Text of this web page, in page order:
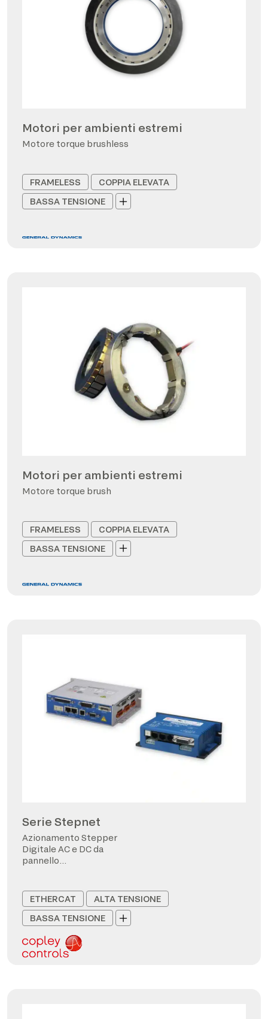
Motori per ambienti estremi
Motore torque brushless
FRAMELESS
COPPIA ELEVATA
BASSA TENSIONE
Motori per ambienti estremi
Motore torque brush
FRAMELESS
COPPIA ELEVATA
BASSA TENSIONE
Serie Stepnet
Azionamento Stepper
Digitale AC e DC da
pannello
ETHERCAT
ALTA TENSIONE
BASSA TENSIONE